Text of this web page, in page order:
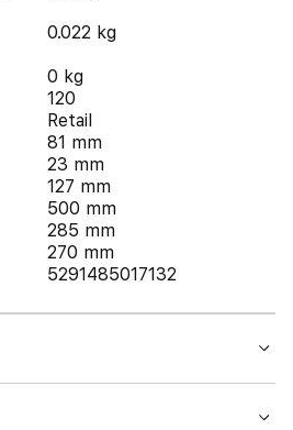
0.022 kg
0 kg
120
Retail
81 mm
23 mm
127 mm
500 mm
285 mm
270 mm
5291485017132